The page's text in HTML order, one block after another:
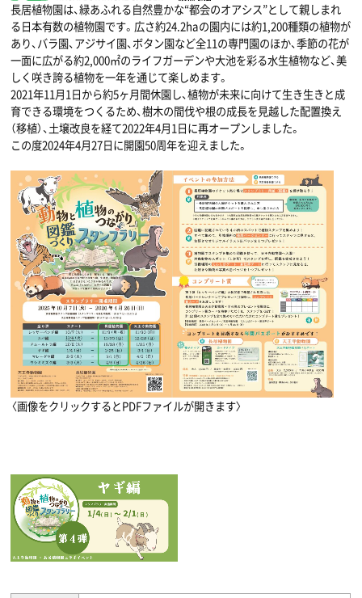
長居植物園は、緑あふれる自然豊かな“都会のオアシス”として親しまれ
る日本有数の植物園です。広さ約24.2haの園内には約1,200種類の植物が
あり、バラ園、アジサイ園、ボタン園など全11の専門園のほか、季節の花が
一面に広がる約2,000㎡のライフガーデンや大池を彩る水生植物など、美
しく咲き誇る植物を一年を通じて楽しめます。
2021年11月1日から約5ヶ月間休園し、植物が未来に向けて生き生きと成
育できる環境をつくるため、樹木の間伐や根の成長を見越した配置換え
（移植）、土壌改良を経て2022年4月1日に再オープンしました。
この度2024年4月27日に開園50周年を迎えました。
〈画像をクリックするとPDFファイルが開きます〉